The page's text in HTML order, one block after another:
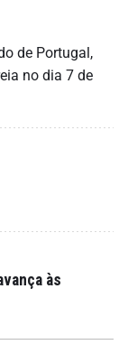
de Portugal,
no dia 7 de
às